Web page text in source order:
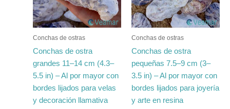
Conchas de ostras
Conchas de ostra
grandes 11–14 cm (4.3–
5.5 in) – Al por mayor con
bordes lijados para velas
y decoración llamativa
Las
opciones
elegir
en
la
página
de
Conchas de ostras
Conchas de ostra
pequeñas 7.5–9 cm (3–
3.5 in) – Al por mayor con
bordes lijados para joyería
y arte en resina
Las
opciones
elegir
en
la
página
de